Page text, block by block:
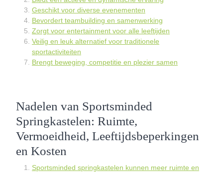
Geschikt voor diverse evenementen
Bevordert teambuilding en samenwerking
Zorgt voor entertainment voor alle leeftijden
Veilig en leuk alternatief voor traditionele
sportactiviteiten
Brengt beweging, competitie en plezier samen
Nadelen van Sportsminded
Springkastelen: Ruimte,
Vermoeidheid, Leeftijdsbeperkingen
en Kosten
Sportsminded springkastelen kunnen meer ruimte en